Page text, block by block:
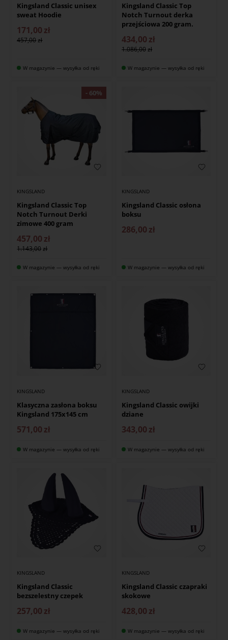
Kingsland Classic unisex
sweat Hoodie
171,00 zł
457,00
W magazynie — wysyłka od ręki
Kingsland Classic Top
Notch Turnout derka
przejściowa 200 gram.
434,00 zł
1.086,00
W magazynie — wysyłka od ręki
KINGSLAND
Kingsland Classic Top
Notch Turnout Derki
zimowe 400 gram
457,00 zł
1.143,00
W magazynie — wysyłka od ręki
KINGSLAND
Kingsland Classic osłona
boksu
286,00 zł
W magazynie — wysyłka od ręki
KINGSLAND
Klasyczna zasłona boksu
Kingsland 175x145 cm
571,00 zł
W magazynie — wysyłka od ręki
KINGSLAND
Kingsland Classic owijki
dziane
343,00 zł
W magazynie — wysyłka od ręki
KINGSLAND
Kingsland Classic
bezszelestny czepek
257,00 zł
W magazynie — wysyłka od ręki
KINGSLAND
Kingsland Classic czapraki
skokowe
428,00 zł
W magazynie — wysyłka od ręki